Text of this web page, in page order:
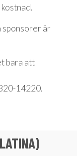
sponsorer är
bara att
14220.